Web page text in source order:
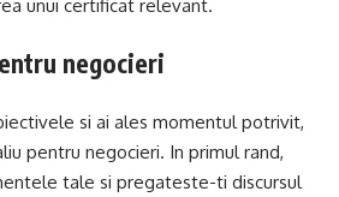
unui certificat relevant.
negocieri
si ai ales momentul potrivit,
pentru negocieri. In primul rand,
tale si pregateste-ti discursul